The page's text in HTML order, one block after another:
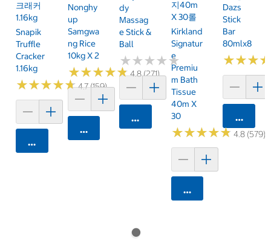
크래커
1.16kg
Snapik
Truffle
Cracker
1.16kg
★★★★★
★★★★★4.7 (159)
카트에 담기
Nonghy
Up
Samgwa
Ng Rice
10kg X 2
★★★★★
★★★★★4.8 (271)
카트에 담기
Dy
Massag
E Stick &
Ball
★★★★★
★★★★★
카트에 담기
지40m
X 30롤
Kirkland
Signatur
E
Premiu
M Bath
Tissue
40m X
30
★★★★★
★★★★★4.8 (579)
카트에 담기
Dazs
Stick
Bar
80mlx8
★★★
★★★
카트에